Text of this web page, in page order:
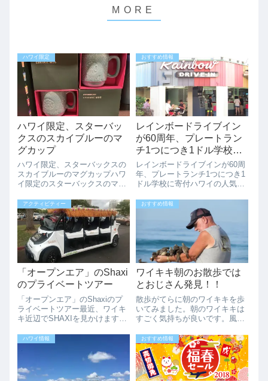
ハワイ限定
ハワイ限定、スターバッ
クスのスカイブルーのマ
グカップ
ハワイ限定、スターバックスの
スカイブルーのマグカップハワ
イ限定のスターバックスのマグ
緑のスタバを思い出すようなス
カイブルーが可愛いです。
HAWAIIの文字にスタバのマー
ク、ハワイのお土産によさそう
ですね。お値段は...
おすすめ情報
レインボードライブイン
が60周年、プレートラン
チ1つにつき1ドル学校に
寄付
レインボードライブインが60周
年、プレートランチ1つにつき1
ドル学校に寄付ハワイの人気プ
イブイン」が60周年を迎えまし
た。その60周年を記念して、プ
レートランチ1つにつき1ドルを
地域の公立学校に寄付すると発
表しま...
アクティビティー
「オープンエア」のShaxi
のプライベートツアー
「オープンエア」のShaxiのプ
ライベートツアー最近、ワイキ
キ近辺でSHAXIを見かけます。
タクシーSHAXIで、ハワイの風
しむことができます。SHAXI
は、5人乗りで、色々なツアー
が...
おすすめ情報
ワイキキ朝のお散歩では
とおじさん発見！！
散歩がてらに朝のワイキキを歩
いてみました。朝のワイキキは
すごく気持ちが良いです。風が
ので、ジョギングや散歩を楽し
む人々が多くいます。また、朝
から、サーフィン、ボギーボー
ド、YOGA、ビーチバレーとス
ポーツを楽しん...
ハワイ情報 おすすめ情報